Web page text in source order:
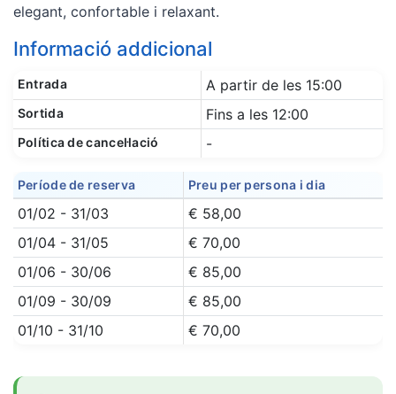
elegant, confortable i relaxant.
Informació addicional
Entrada A partir de les 15:00
Sortida Fins a les 12:00
Política de cancel·lació -
Període de reserva Preu per persona i dia
01/02 - 31/03
€ 58,00
01/04 - 31/05
€ 70,00
01/06 - 30/06
€ 85,00
01/09 - 30/09
€ 85,00
01/10 - 31/10
€ 70,00